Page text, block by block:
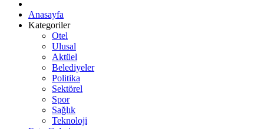
Anasayfa
Kategoriler
Otel
Ulusal
Aktüel
Belediyeler
Politika
Sektörel
Spor
Sağlık
Teknoloji